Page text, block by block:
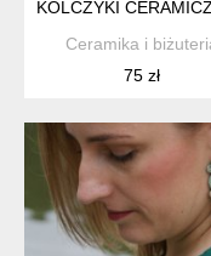
KOLCZYKI
Ceramika i
75 zł